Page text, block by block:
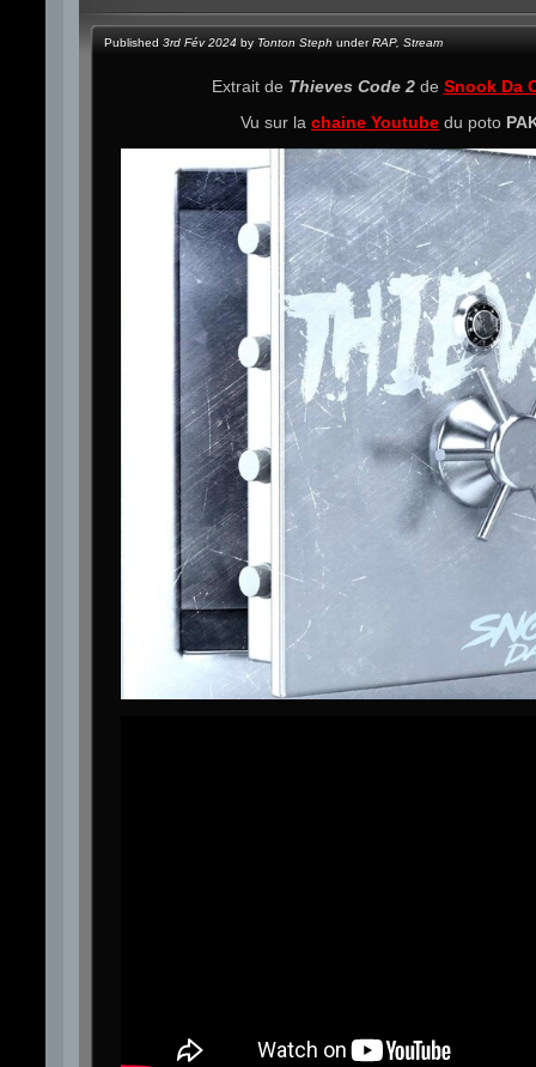
Published 3rd Fév 2024 by Tonton Steph underRAP, Stream
Extrait de Thieves Code 2 de Snook Da
Vu sur la chaine Youtube du poto